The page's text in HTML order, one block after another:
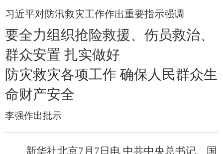
习近平对防汛救灾工作作出重要指示强调
要全力组织抢险救援、伤员救治、
群众安置 扎实做好
防灾救灾各项工作 确保人民群众生
命财产安全
李强作出批示
新华社北京7月7日电 中共中央总书记、国